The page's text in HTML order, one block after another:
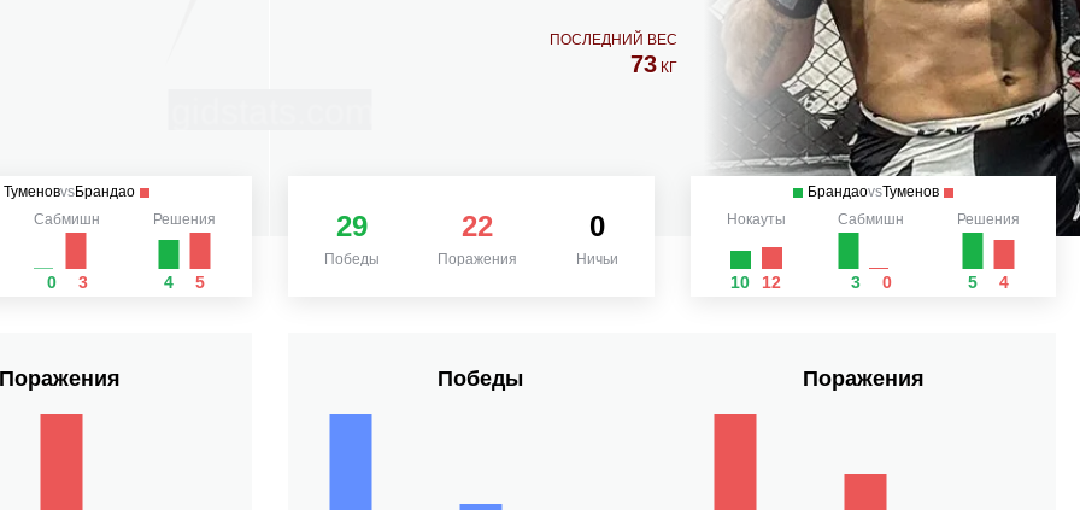
ПОСЛЕДНИЙ ВЕС
73КГ
ТуменовvsБрандао
Сабмишн
0 3
Решения
4 5
29
Победы
22
Поражения
0
Ничьи
БрандаоvsТуменов
Нокауты
10 12
Сабмишн
3 0
Решения
5 4
Поражения Победы Поражения